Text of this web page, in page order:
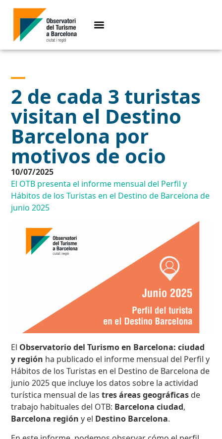
2 de cada 3 turistas
visitan el Destino
Barcelona por
motivos de ocio
10/07/2025
El OTB presenta el informe mensual del Perfil y
Hábitos de los Turistas en el Destino de Barcelona de
junio 2025
El Observatorio del Turismo en Barcelona: ciudad
y región ha publicado el informe mensual del Perfil y
Hábitos de los Turistas en el Destino de Barcelona de
junio 2025 que incluye los datos sobre la actividad
turística mensual de las tres áreas geográficas de
trabajo habituales del OTB: Barcelona ciudad,
Barcelona región y el Destino Barcelona.